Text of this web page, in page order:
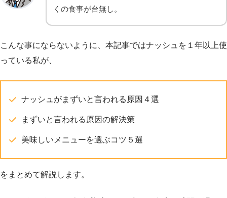
くの食事が台無し。
こんな事にならないように、本記事ではナッシュを１年以上使
っている私が、
ナッシュがまずいと言われる原因４選
まずいと言われる原因の解決策
美味しいメニューを選ぶコツ５選
をまとめて解説します。